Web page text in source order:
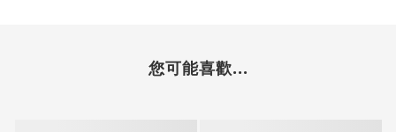
您可能喜歡...